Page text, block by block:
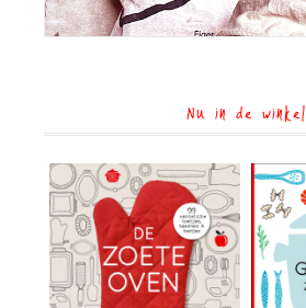
Nu in de winkel